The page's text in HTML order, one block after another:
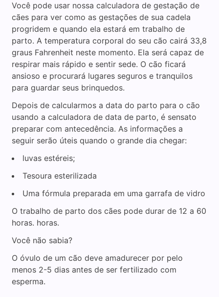
Você pode usar nossa calculadora de gestação de
cães para ver como as gestações de sua cadela
progridem e quando ela estará em trabalho de
parto. A temperatura corporal do seu cão cairá 33,8
graus Fahrenheit neste momento. Ela será capaz de
respirar mais rápido e sentir sede. O cão ficará
ansioso e procurará lugares seguros e tranquilos
para guardar seus brinquedos.
Depois de calcularmos a data do parto para o cão
usando a calculadora de data de parto, é sensato
preparar com antecedência. As informações a
seguir serão úteis quando o grande dia chegar:
luvas estéreis;
Tesoura esterilizada
Uma fórmula preparada em uma garrafa de vidro
O trabalho de parto dos cães pode durar de 12 a 60
horas. horas.
Você não sabia?
O óvulo de um cão deve amadurecer por pelo
menos 2-5 dias antes de ser fertilizado com
esperma.